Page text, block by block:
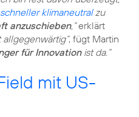
klimaneutralzu
anzuschieben,“erklärt
allgegenwärtig“, fügt Martin
für Innovationist da.“
mit US-